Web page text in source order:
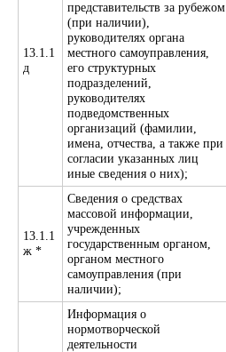
13.1.1
д
представительств за рубежом
(при наличии),
руководителях органа
местного самоуправления,
его структурных
подразделений,
руководителях
подведомственных
организаций (фамилии,
имена, отчества, а также при
согласии указанных лиц
иные сведения о них);
13.1.1
ж *
Сведения о средствах
массовой информации,
учрежденных
государственным органом,
органом местного
самоуправления (при
наличии);
Информация о
нормотворческой
деятельности